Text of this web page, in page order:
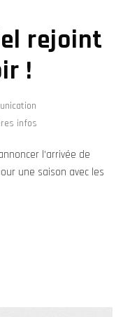
rejoint
!
infos
l’arrivée de
une saison avec les